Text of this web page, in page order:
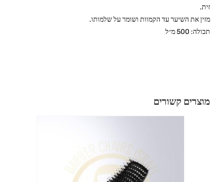
זית.
מזין את השיער עד הקמוות ושומר על שלמותו.
תכולה: 500 מ״ל
מוצרים קשורים